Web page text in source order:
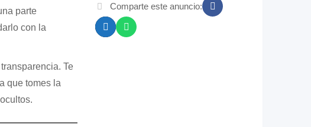
parte
con la
Te
que tomes la
Comparte este anuncio: